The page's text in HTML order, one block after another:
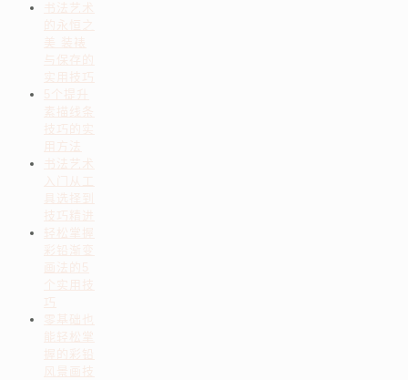
书法艺术
的永恒之
美 装裱
与保存的
实用技巧
5个提升
素描线条
技巧的实
用方法
书法艺术
入门从工
具选择到
技巧精进
轻松掌握
彩铅渐变
画法的5
个实用技
巧
零基础也
能轻松掌
握的彩铅
风景画技